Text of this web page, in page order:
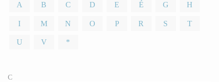
A B C D E É G H
I M N O P R S T
U V *
C